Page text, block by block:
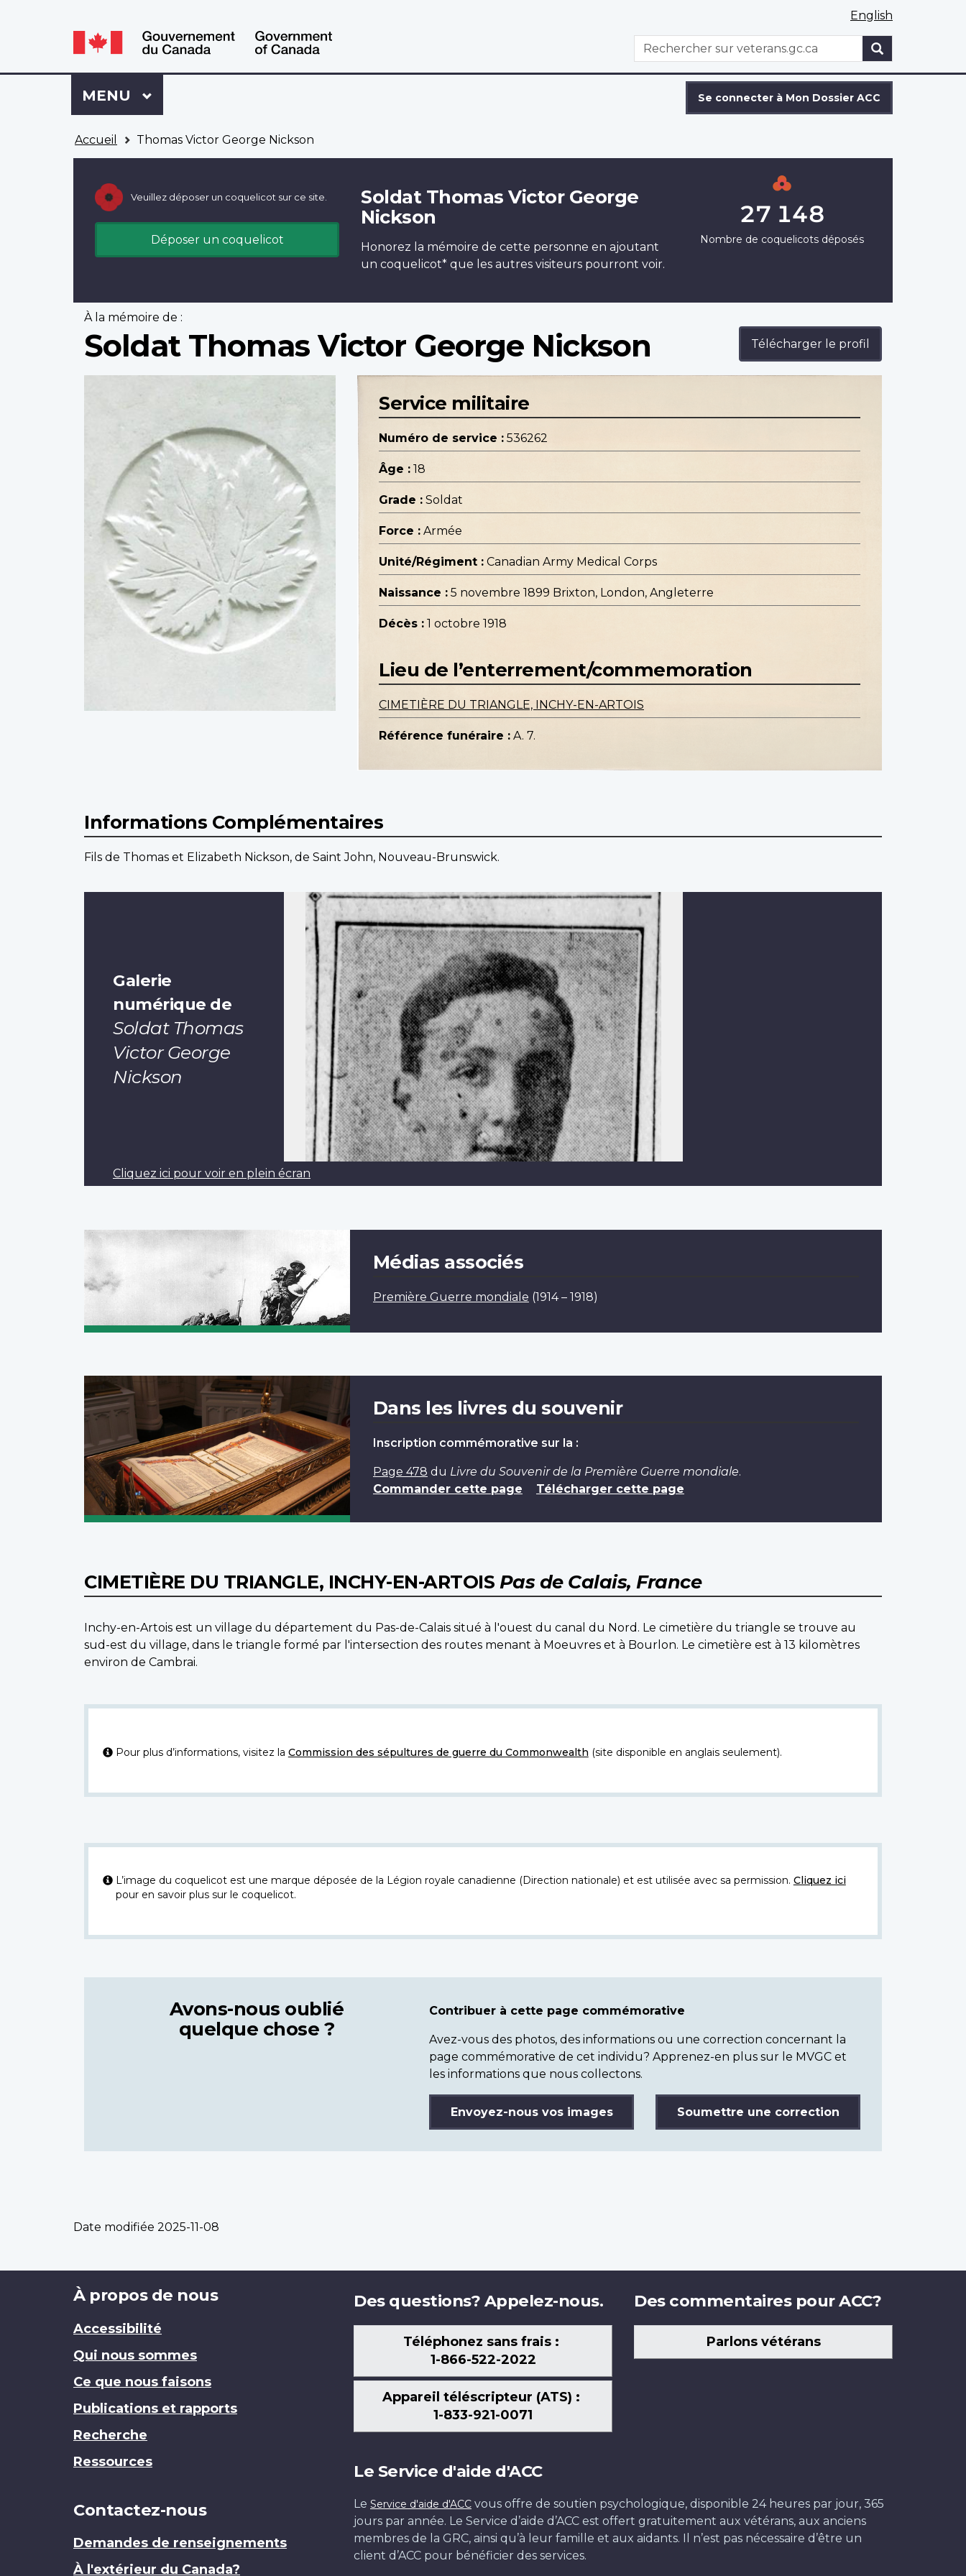
Language
switcher
Language
switcher
English
WxT
Search
Rechercher
Se
connecter
à
Dossier
Se connecter à Mon Dossier ACC
Menu
MENU PRINCIPAL
Accueil Thomas Victor George Nickson
Veuillez déposer un coquelicot sur ce site.
Déposer un coquelicot
Soldat Thomas Victor George
Nickson
Honorez la mémoire de cette personne en ajoutant
un coquelicot* que les autres visiteurs pourront voir.
27 148
Nombre de coquelicots déposés
À la mémoire de :
Soldat Thomas Victor George Nickson Télécharger le profil
Service militaire
Numéro de service : 536262
Âge : 18
Grade : Soldat
Force : Armée
Unité/Régiment : Canadian Army Medical Corps
Naissance : 5 novembre 1899 Brixton, London, Angleterre
Décès : 1 octobre 1918
Lieu de l’enterrement/commemoration
CIMETIÈRE DU TRIANGLE, INCHY-EN-ARTOIS
Référence funéraire : A. 7.
Informations Complémentaires
Fils de Thomas et Elizabeth Nickson, de Saint John, Nouveau-Brunswick.
Galerie
numérique de
Soldat Thomas
Victor George
Nickson
Cliquez ici pour voir en plein écran
Médias associés
Première Guerre mondiale (1914 – 1918)
Dans les livres du souvenir
Inscription commémorative sur la :
Page 478 du Livre du Souvenir de la Première Guerre mondiale.
Commander cette page
Télécharger cette page
CIMETIÈRE DU TRIANGLE, INCHY-EN-ARTOIS Pas de Calais, France
Inchy-en-Artois est un village du département du Pas-de-Calais situé à l'ouest du canal du Nord. Le cimetière du triangle se trouve au
sud-est du village, dans le triangle formé par l'intersection des routes menant à Moeuvres et à Bourlon. Le cimetière est à 13 kilomètres
environ de Cambrai.
Pour plus d’informations, visitez la Commission des sépultures de guerre du Commonwealth (site disponible en anglais seulement).
L’image du coquelicot est une marque déposée de la Légion royale canadienne (Direction nationale) et est utilisée avec sa permission. Cliquez ici
pour en savoir plus sur le coquelicot.
Avons-nous oublié
quelque chose ?
Contribuer à cette page commémorative
Avez-vous des photos, des informations ou une correction concernant la
page commémorative de cet individu? Apprenez-en plus sur le MVGC et
les informations que nous collectons.
Envoyez-nous vos images Soumettre une correction
Date modifiée 2025-11-08
Brand
À propos de nous
Accessibilité
Qui nous sommes
Ce que nous faisons
Publications et rapports
Recherche
Ressources
Contactez-nous
Demandes de renseignements
À l'extérieur du Canada?
Des questions? Appelez-nous.
Téléphonez sans frais :
1-866-522-2022
Appareil téléscripteur (ATS) :
1-833-921-0071
Des commentaires pour ACC?
Parlons vétérans
Le Service d'aide d'ACC
Le Service d'aide d'ACC vous offre de soutien psychologique, disponible 24 heures par jour, 365
jours par année. Le Service d’aide d’ACC est offert gratuitement aux vétérans, aux anciens
membres de la GRC, ainsi qu’à leur famille et aux aidants. Il n’est pas nécessaire d’être un
client d’ACC pour bénéficier des services.